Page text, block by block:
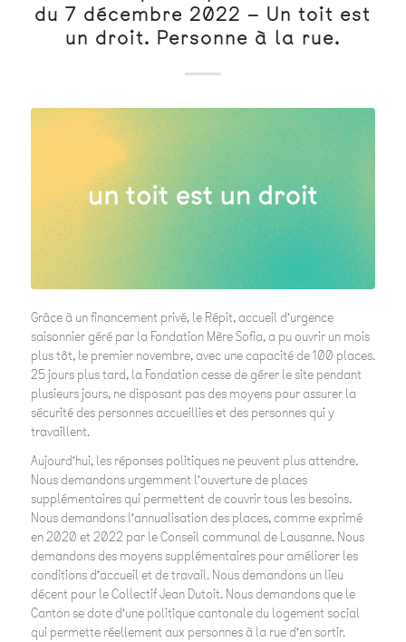
du 7 décembre 2022 – Un toit est
un droit. Personne à la rue.
Grâce à un financement privé, le Répit, accueil d’urgence
saisonnier géré par la Fondation Mère Sofia, a pu ouvrir un mois
plus tôt, le premier novembre, avec une capacité de 100 places.
25 jours plus tard, la Fondation cesse de gérer le site pendant
plusieurs jours, ne disposant pas des moyens pour assurer la
sécurité des personnes accueillies et des personnes qui y
travaillent.
Aujourd’hui, les réponses politiques ne peuvent plus attendre.
Nous demandons urgemment l’ouverture de places
supplémentaires qui permettent de couvrir tous les besoins.
Nous demandons l’annualisation des places, comme exprimé
en 2020 et 2022 par le Conseil communal de Lausanne. Nous
demandons des moyens supplémentaires pour améliorer les
conditions d’accueil et de travail. Nous demandons un lieu
décent pour le Collectif Jean Dutoit. Nous demandons que le
Canton se dote d’une politique cantonale du logement social
qui permette réellement aux personnes à la rue d’en sortir.